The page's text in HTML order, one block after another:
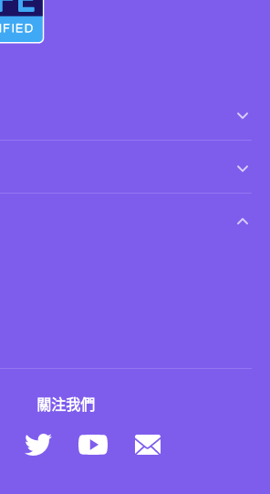
關注我們